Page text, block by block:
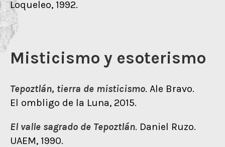
Loqueleo, 1992.
Misticismo y esoterismo
Tepoztlán, tierra de misticismo. Ale Bravo.
El ombligo de la Luna, 2015.
El valle sagrado de Tepoztlán. Daniel Ruzo.
UAEM, 1990.